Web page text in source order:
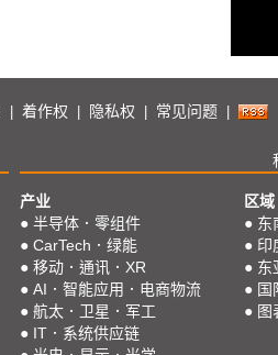
着作权 隐私权 常见问题
产业
● 半导体．零组件
● CarTech．绿能
● 移动．通讯．XR
● AI．智能应用．电商物流
● 航太．卫星．军工
● IT．系统供应链
区域
● 东
● 印
● 东
● 国
● 图